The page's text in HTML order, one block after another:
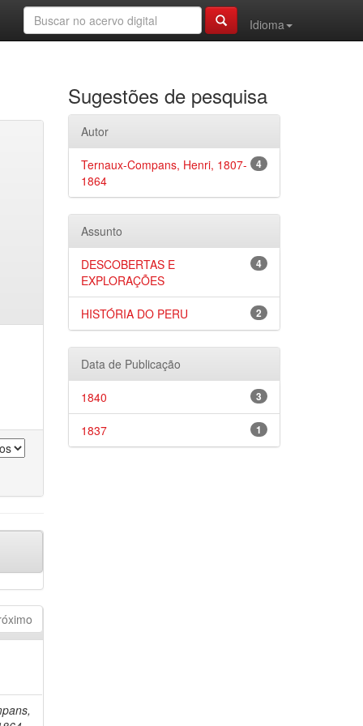
Idioma
Sugestões de pesquisa
Autor
4
Ternaux-Compans, Henri, 1807-
1864
Assunto
4
DESCOBERTAS E
EXPLORAÇÕES
2
HISTÓRIA DO PERU
Data de Publicação
3
1840
1
1837